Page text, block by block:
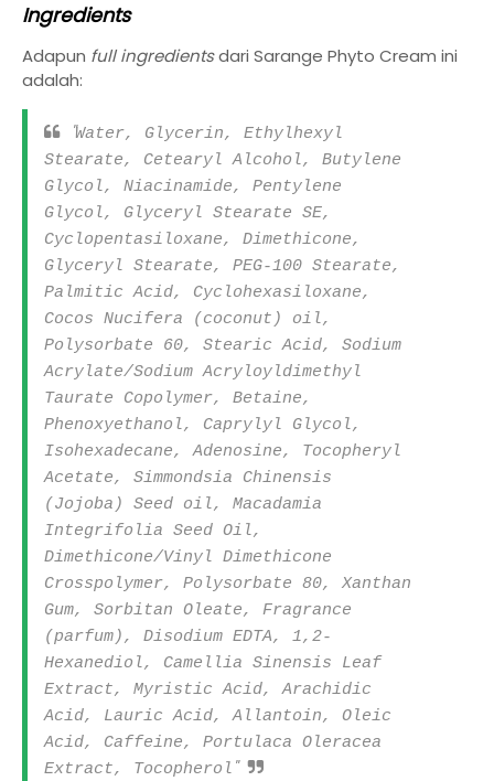
Ingredients
Adapun full ingredientsdari Sarange Phyto Cream ini
adalah:
"Water, Glycerin, Ethylhexyl
Stearate, Cetearyl Alcohol, Butylene
Glycol, Niacinamide, Pentylene
Glycol, Glyceryl Stearate SE,
Cyclopentasiloxane, Dimethicone,
Glyceryl Stearate, PEG-100 Stearate,
Palmitic Acid, Cyclohexasiloxane,
Cocos Nucifera (coconut) oil,
Polysorbate 60, Stearic Acid, Sodium
Acrylate/Sodium Acryloyldimethyl
Taurate Copolymer, Betaine,
Phenoxyethanol, Caprylyl Glycol,
Isohexadecane, Adenosine, Tocopheryl
Acetate, Simmondsia Chinensis
(Jojoba) Seed oil, Macadamia
Integrifolia Seed Oil,
Dimethicone/Vinyl Dimethicone
Crosspolymer, Polysorbate 80, Xanthan
Gum, Sorbitan Oleate, Fragrance
(parfum), Disodium EDTA, 1,2-
Hexanediol, Camellia Sinensis Leaf
Extract, Myristic Acid, Arachidic
Acid, Lauric Acid, Allantoin, Oleic
Acid, Caffeine, Portulaca Oleracea
Extract, Tocopherol "